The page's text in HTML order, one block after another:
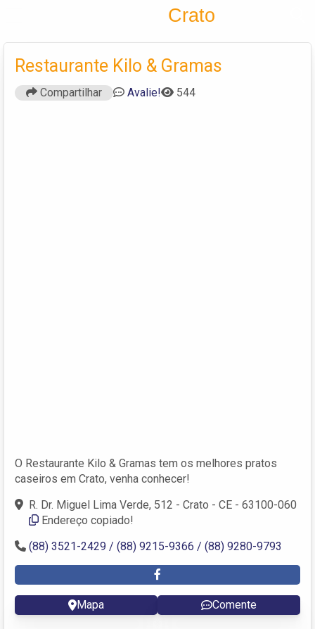
Crato
Cadastrar empresa
Criar conta
Restaurante Kilo & Gramas
Compartilhar Avalie! 544
O Restaurante Kilo & Gramas tem os melhores pratos
caseiros em Crato, venha conhecer!
R. Dr. Miguel Lima Verde, 512 - Crato - CE - 63100-060
Endereço copiado!
(88) 3521-2429 / (88) 9215-9366 / (88) 9280-9793
Mapa Comente